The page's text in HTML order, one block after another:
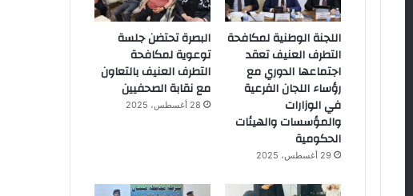
اللجنة الوطنية لمكافحة
التطرف العنيف تعقد
اجتماعها الدوري مع
رؤساء اللجان الفرعية
في الوزارات
والمؤسسات والهيئات
الحكومية
29 أغسطس، 2025
البصرة تحتضن جلسة
توعوية لمكافحة
التطرف العنيف بالتعاون
مع نقابة الصحفيين
28 أغسطس، 2025